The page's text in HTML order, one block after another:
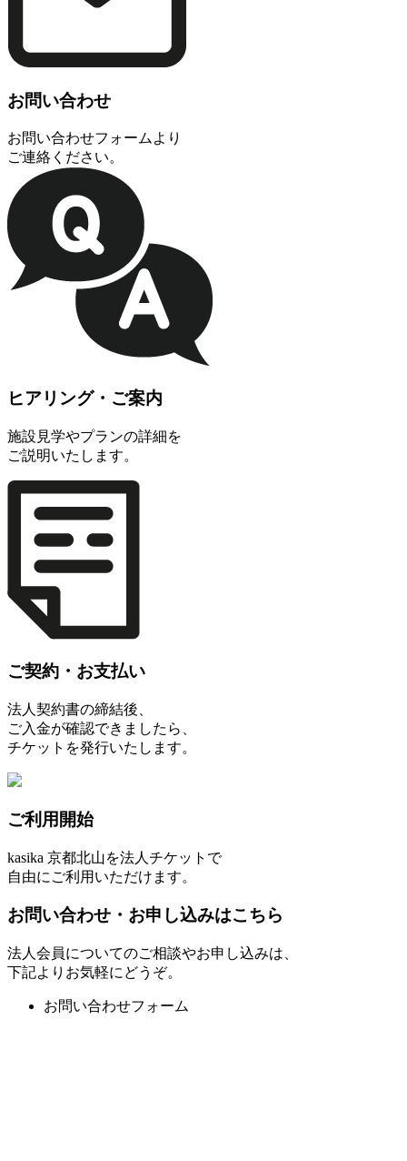
お問い合わせ
お問い合わせフォームより
ご連絡ください。
ヒアリング・ご案内
施設見学やプランの詳細を
ご説明いたします。
ご契約・お支払い
法人契約書の締結後、
ご入金が確認できましたら、
チケットを発行いたします。
ご利用開始
kasika 京都北山を法人チケットで
自由にご利用いただけます。
お問い合わせ・お申し込みはこちら
法人会員についてのご相談やお申し込みは、
下記よりお気軽にどうぞ。
お問い合わせフォーム